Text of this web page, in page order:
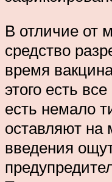
В отличие от
средство
время
этого есть
есть немало
оставляют на
введения